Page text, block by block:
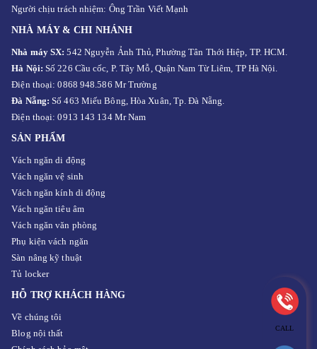
Người chịu trách nhiệm: Ông Trần Viết Mạnh
NHÀ MÁY & CHI NHÁNH
Nhà máy SX:542 Nguyễn Ảnh Thủ, Phường Tân Thới Hiệp, TP. HCM.
Hà Nội:Số 226 Cầu cốc, P. Tây Mỗ, Quận Nam Từ Liêm, TP Hà Nội.
Điện thoại: 0868 948.586 Mr Trường
Đà Nẵng:Số 463 Miếu Bông, Hòa Xuân, Tp. Đà Nẵng.
Điện thoại: 0913 143 134 Mr Nam
SẢN PHẨM
Vách ngăn di động
Vách ngăn vệ sinh
Vách ngăn kính di động
Vách ngăn tiêu âm
Vách ngăn văn phòng
Phụ kiện vách ngăn
Sàn nâng kỹ thuật
Tủ locker
HỖ TRỢ KHÁCH HÀNG
Về chúng tôi
Blog nội thất
CALL